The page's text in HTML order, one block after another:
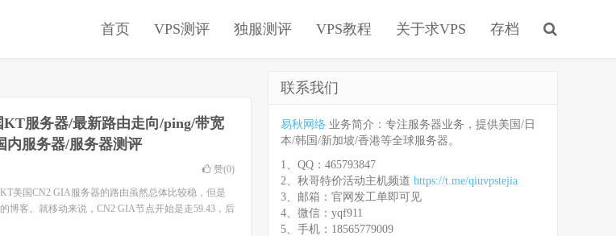
首页 VPS测评 独服测评 VPS教程 关于求VPS 存档
服务器/最新路由走向/ping/带宽
内服务器/服务器测评
赞(0)
美国CN2 GIA服务器的路由虽然总体比较稳，但是
博客。就移动来说，CN2 GIA节点开始是走59.43，后
联系我们
易秋网络 业务简介：专注服务器业务，提供美国/日
本/韩国/新加坡/香港等全球服务器。
1、QQ：465793847
2、秋哥特价活动主机频道 https://t.me/qiuvpstejia
3、邮箱：官网发工单即可见
4、微信：yqf911
5、手机：18565779009